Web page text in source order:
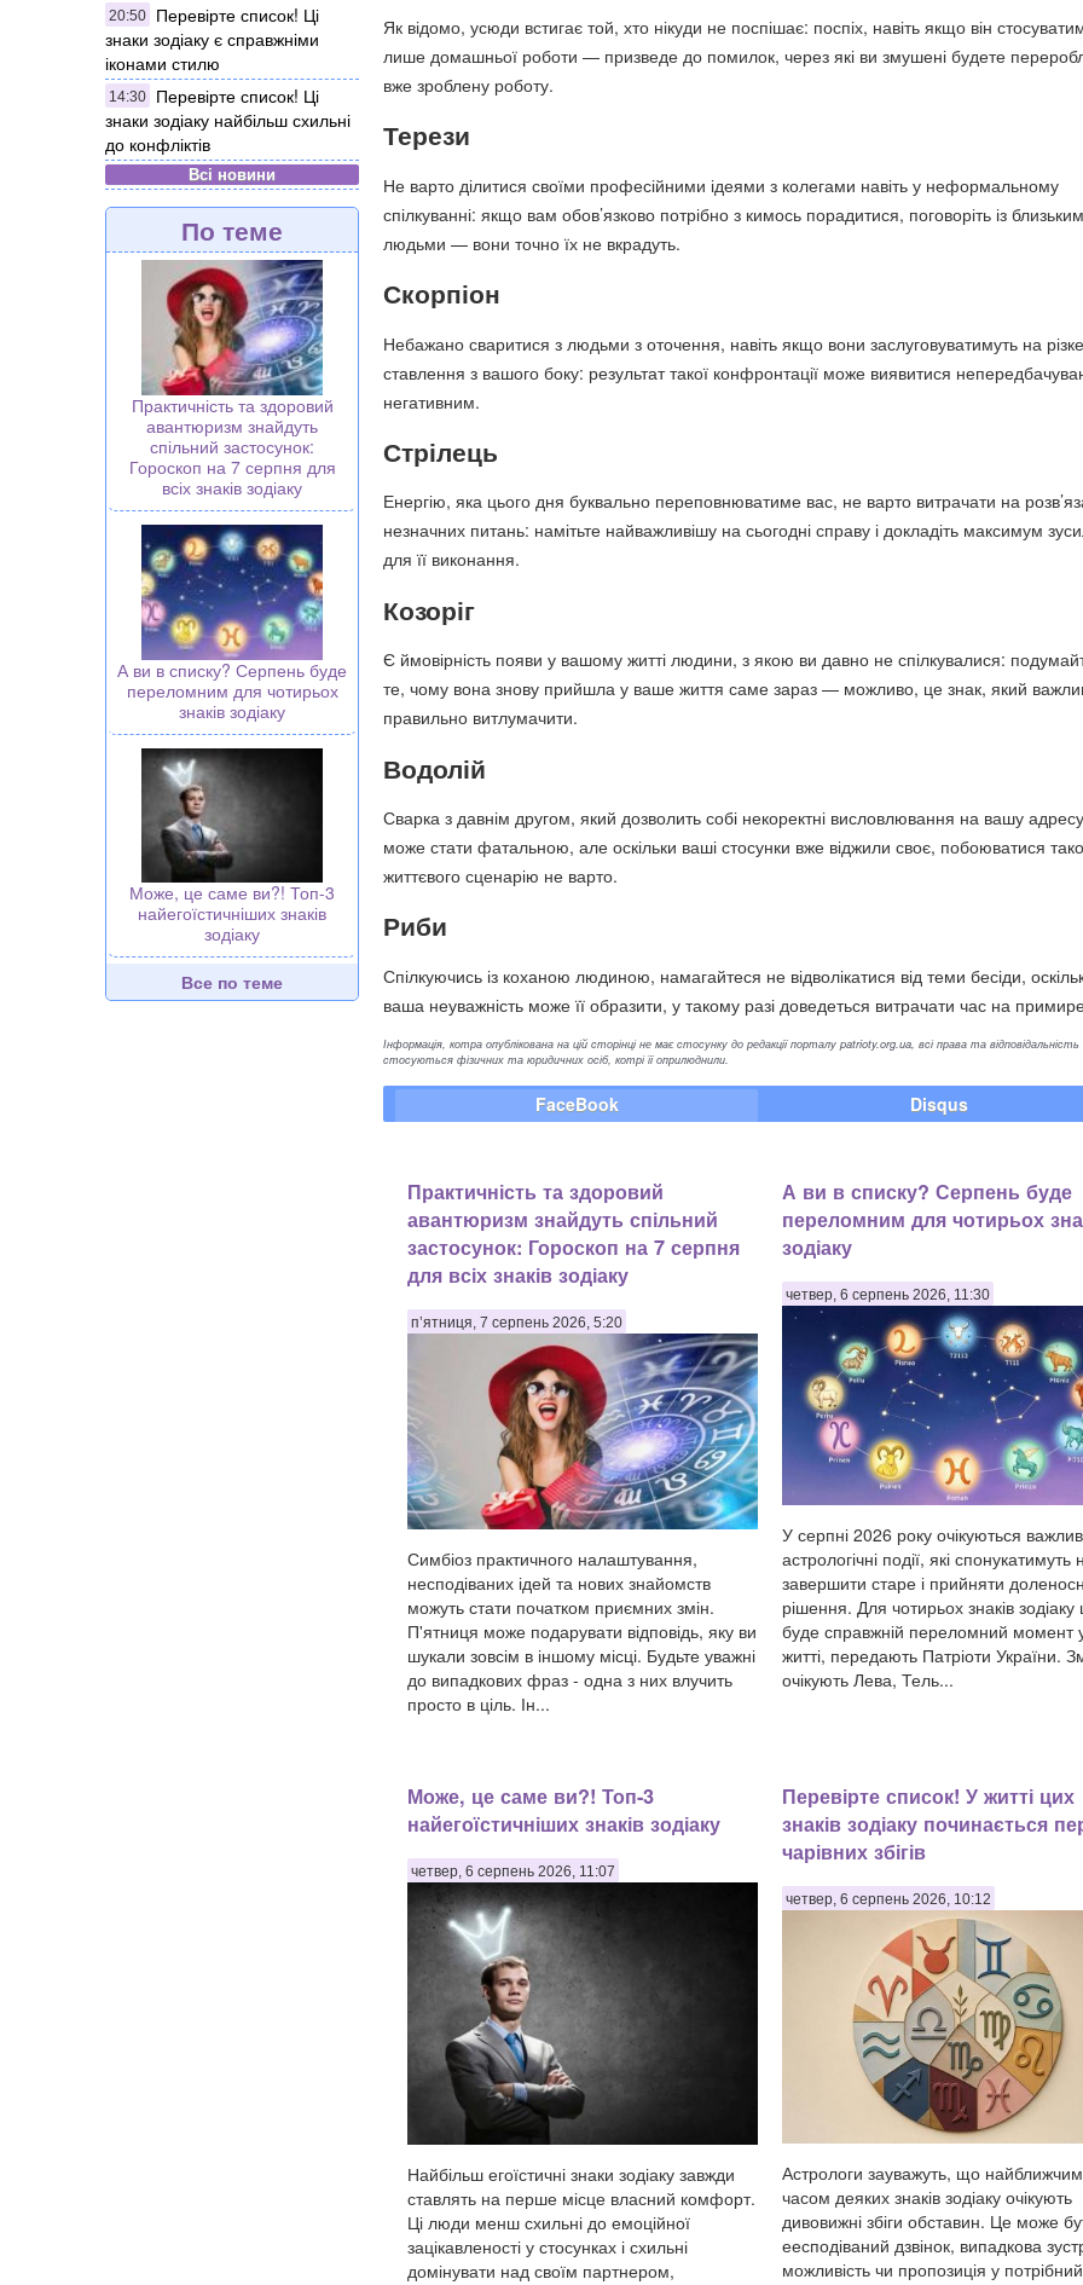
20:50
Перевірте список! Ці
знаки зодіаку є справжніми
іконами стилю
14:30
Перевірте список! Ці
знаки зодіаку найбільш схильні
до конфліктів
Всі новини
По теме
Практичність та здоровий
авантюризм знайдуть
спільний застосунок:
Гороскоп на 7 серпня для
всіх знаків зодіаку
А ви в списку? Серпень буде
переломним для чотирьох
знаків зодіаку
Може, це саме ви?! Топ-3
найегоїстичніших знаків
зодіаку
Все по теме
Як відомо, усюди встигає той, хто нікуди не поспішає: поспіх, навіть якщо він
лише домашньої роботи — призведе до помилок, через які ви змушені будете
вже зроблену роботу.
Терези
Не варто ділитися своїми професійними ідеями з колегами навіть у неформальному
спілкуванні: якщо вам обов’язково потрібно з кимось порадитися, поговоріть із
людьми — вони точно їх не вкрадуть.
Скорпіон
Небажано сваритися з людьми з оточення, навіть якщо вони заслуговуватимуть на різке
ставлення з вашого боку: результат такої конфронтації може виявитися
негативним.
Стрілець
Енергію, яка цього дня буквально переповнюватиме вас, не варто витрачати на
незначних питань: намітьте найважливішу на сьогодні справу і докладіть максимум
для її виконання.
Козоріг
Є ймовірність появи у вашому житті людини, з якою ви давно не спілкувалися:
те, чому вона знову прийшла у ваше життя саме зараз — можливо, це знак, який
правильно витлумачити.
Водолій
Сварка з давнім другом, який дозволить собі некоректні висловлювання на вашу
може стати фатальною, але оскільки ваші стосунки вже віджили своє, побоюватися
життєвого сценарію не варто.
Риби
Спілкуючись із коханою людиною, намагайтеся не відволікатися від теми бесіди,
ваша неуважність може її образити, у такому разі доведеться витрачати час на
Інформація, котра опублікована на цій сторінці не має стосунку до редакції порталу patrioty.org.ua, всі права та відповідальність
стосуються фізичних та юридичних осіб, котрі її оприлюднили.
FaceBook Disqus
Практичність та здоровий
авантюризм знайдуть спільний
застосунок: Гороскоп на 7 серпня
для всіх знаків зодіаку
п’ятниця, 7 серпень 2026, 5:20
Симбіоз практичного налаштування,
несподіваних ідей та нових знайомств
можуть стати початком приємних змін.
П'ятниця може подарувати відповідь, яку ви
шукали зовсім в іншому місці. Будьте уважні
до випадкових фраз - одна з них влучить
просто в ціль. Ін...
А ви в списку? Серпень буде
переломним для чотирьох
зодіаку
четвер, 6 серпень 2026, 11:30
У серпні 2026 року очікуються
астрологічні події, які спонукатимуть
завершити старе і прийняти
рішення. Для чотирьох знаків зодіаку
буде справжній переломний момент
житті, передають Патріоти України.
очікують Лева, Тель...
Може, це саме ви?! Топ-3
найегоїстичніших знаків зодіаку
четвер, 6 серпень 2026, 11:07
Найбільш егоїстичні знаки зодіаку завжди
ставлять на перше місце власний комфорт.
Ці люди менш схильні до емоційної
зацікавленості у стосунках і схильні
домінувати над своїм партнером,
Перевірте список! У житті цих
знаків зодіаку починається
чарівних збігів
четвер, 6 серпень 2026, 10:12
Астрологи зауважуть, що найближчим
часом деяких знаків зодіаку очікують
дивовижні збіги обставин. Це може
еесподіваний дзвінок, випадкова
можливість чи пропозиція у потрібний